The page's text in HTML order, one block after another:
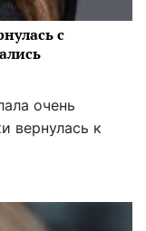
с
очень
вернулась к